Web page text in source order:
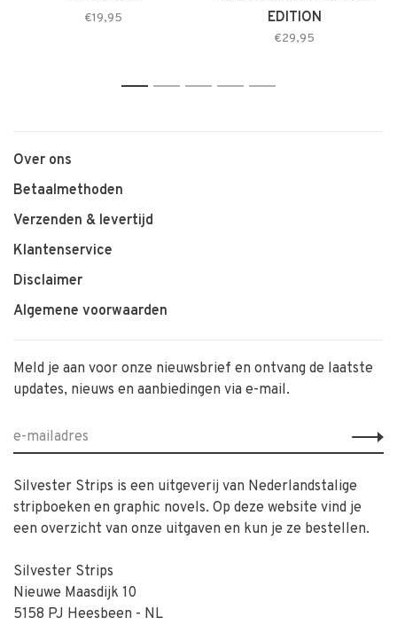
€19,95
EDITION
€29,95
1 2 3 4 5
Over ons
Betaalmethoden
Verzenden & levertijd
Klantenservice
Disclaimer
Algemene voorwaarden
Meld je aan voor onze nieuwsbrief en ontvang de laatste
updates, nieuws en aanbiedingen via e-mail.
Silvester Strips is een uitgeverij van Nederlandstalige
stripboeken en graphic novels. Op deze website vind je
een overzicht van onze uitgaven en kun je ze bestellen.
Silvester Strips
Nieuwe Maasdijk 10
5158 PJ Heesbeen - NL